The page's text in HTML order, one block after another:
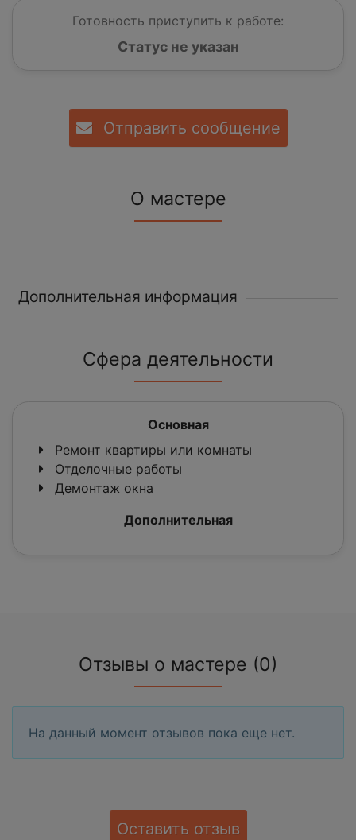
Готовность приступить к работе:
Статус не указан
Отправить сообщение
О мастере
Дополнительная информация
Сфера деятельности
Основная
Ремонт квартиры или комнаты
Отделочные работы
Демонтаж окна
Дополнительная
Отзывы о мастере (0)
На данный момент отзывов пока еще нет.
Оставить отзыв